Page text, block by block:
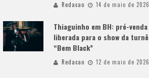
Redacao 14 de maio de 2026
Thiaguinho em BH: pré-venda
liberada para o show da turnê
“Bem Black”
Redacao 12 de maio de 2026